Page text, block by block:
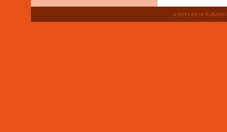
© 2011-2016 Kulturno